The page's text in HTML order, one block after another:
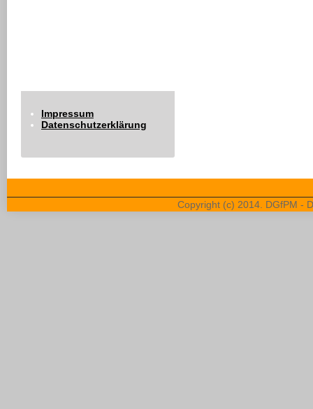
Impressum
Datenschutzerklärung
Copyright (c) 2014. DGfPM -